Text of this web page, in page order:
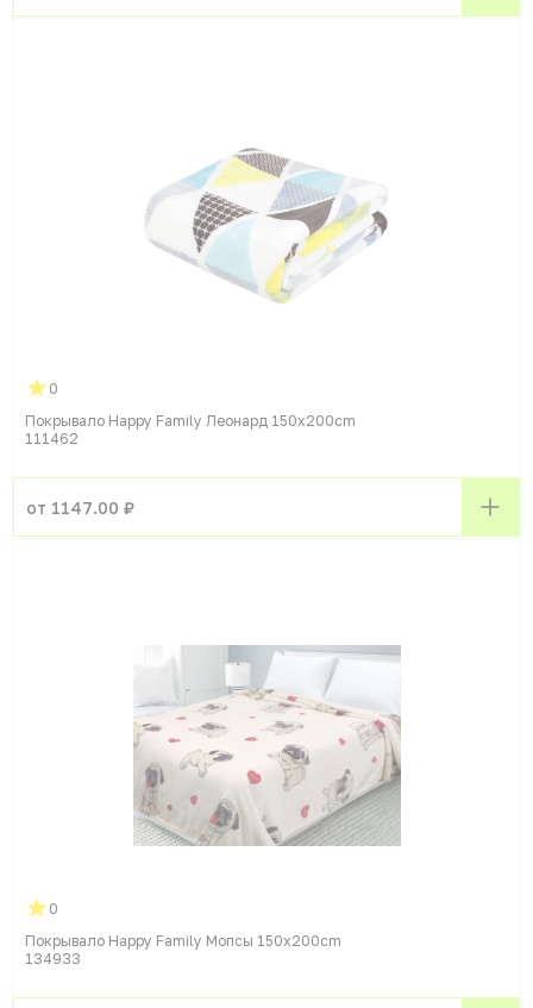
0
Покрывало Happy Family Леонард 150x200cm
111462
от 1147.00 ₽
0
Покрывало Happy Family Мопсы 150x200cm
134933